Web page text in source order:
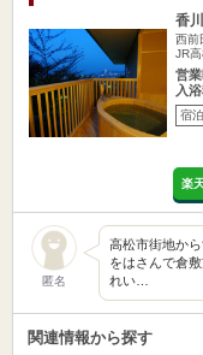
香
西前
JR
営
入
宿泊
楽
匿名
高松市街地か
をはさんで倉
れい…
関連情報から探す